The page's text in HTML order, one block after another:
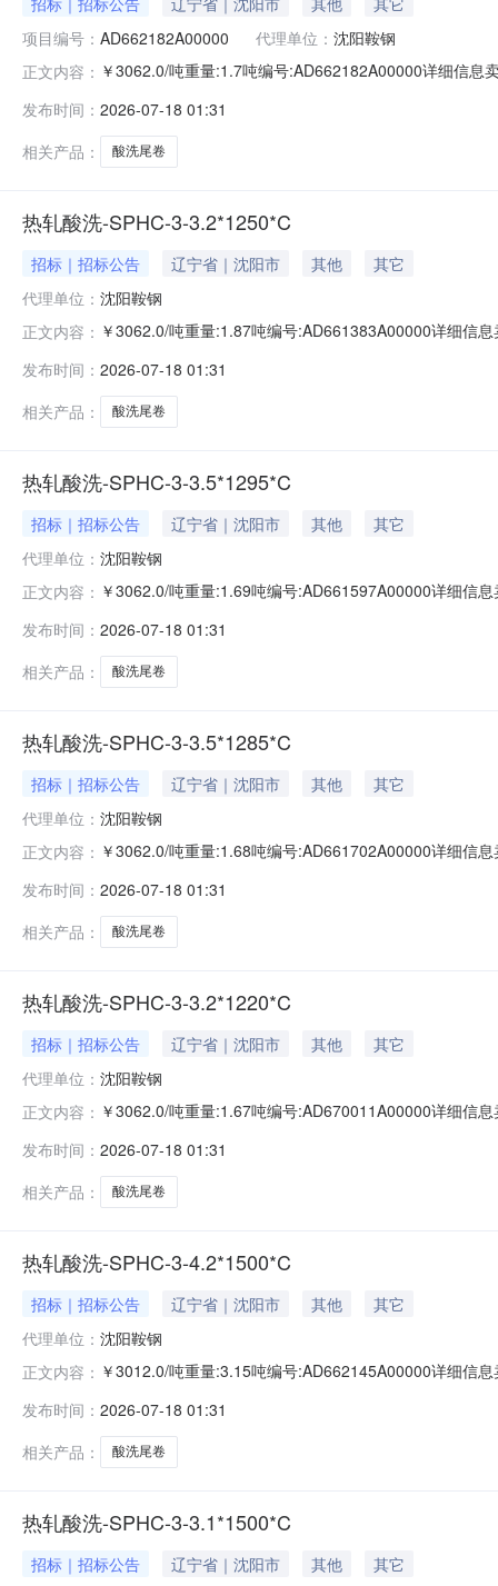
项目编号： AD662182A00000 代理单位： 沈阳鞍钢
正文内容： ￥3062.0/吨重量:1.7吨编号:AD662182A00000详细信息
求产线名称:冷轧1#线锌层重量代码描述:上表面锌层重量
发布时间： 2026-07-18 01:31
相关产品：
酸洗尾卷
热轧酸洗-SPHC-3-3.2*1250*C
招标｜招标公告 辽宁省｜沈阳市 其他
其它
代理单位： 沈阳鞍钢
正文内容： ￥3062.0/吨重量:1.87吨编号:AD661383A00000详细信
求产线名称:冷轧1#线锌层重量代码描述:上表面锌层重量
发布时间： 2026-07-18 01:31
相关产品：
酸洗尾卷
热轧酸洗-SPHC-3-3.5*1295*C
招标｜招标公告 辽宁省｜沈阳市 其他
其它
代理单位： 沈阳鞍钢
正文内容： ￥3062.0/吨重量:1.69吨编号:AD661597A00000详细信
求产线名称:冷轧1#线锌层重量代码描述:上表面锌层重量
发布时间： 2026-07-18 01:31
相关产品：
酸洗尾卷
热轧酸洗-SPHC-3-3.5*1285*C
招标｜招标公告 辽宁省｜沈阳市 其他
其它
代理单位： 沈阳鞍钢
正文内容： ￥3062.0/吨重量:1.68吨编号:AD661702A00000详细信
求产线名称:冷轧1#线锌层重量代码描述:上表面锌层重量
发布时间： 2026-07-18 01:31
相关产品：
酸洗尾卷
热轧酸洗-SPHC-3-3.2*1220*C
招标｜招标公告 辽宁省｜沈阳市 其他
其它
代理单位： 沈阳鞍钢
正文内容： ￥3062.0/吨重量:1.67吨编号:AD670011A00000详细信
求产线名称:冷轧1#线锌层重量代码描述:上表面锌层重量
发布时间： 2026-07-18 01:31
相关产品：
酸洗尾卷
热轧酸洗-SPHC-3-4.2*1500*C
招标｜招标公告 辽宁省｜沈阳市 其他
其它
代理单位： 沈阳鞍钢
正文内容： ￥3012.0/吨重量:3.15吨编号:AD662145A00000详细信
产线名称:冷轧1#线锌层重量代码描述:上表面锌层重量
发布时间： 2026-07-18 01:31
相关产品：
酸洗尾卷
热轧酸洗-SPHC-3-3.1*1500*C
招标｜招标公告 辽宁省｜沈阳市 其他
其它